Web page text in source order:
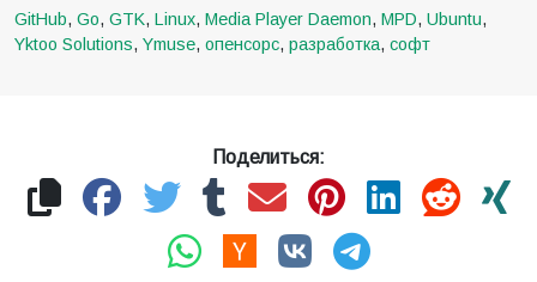
GitHub, Go, GTK, Linux, Media Player Daemon, MPD, Ubuntu,
Yktoo Solutions, Ymuse, опенсорс, разработка, софт
Поделиться: